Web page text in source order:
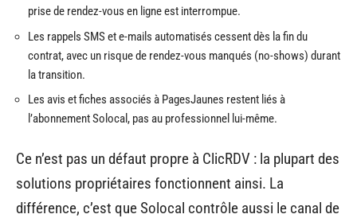
prise de rendez-vous en ligne est interrompue.
Les rappels SMS et e-mails automatisés cessent dès la fin du
contrat, avec un risque de rendez-vous manqués (no-shows) durant
la transition.
Les avis et fiches associés à PagesJaunes restent liés à
l’abonnement Solocal, pas au professionnel lui-même.
Ce n’est pas un défaut propre à ClicRDV : la plupart des
solutions propriétaires fonctionnent ainsi. La
différence, c’est que Solocal contrôle aussi le canal de